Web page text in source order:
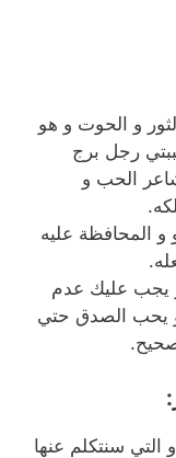
و الحوت و هو
رجل برج
الحب و
و المحافظة عليه
يجب عليك عدم
و يحب الصدق حتي
سنتكلم عنها